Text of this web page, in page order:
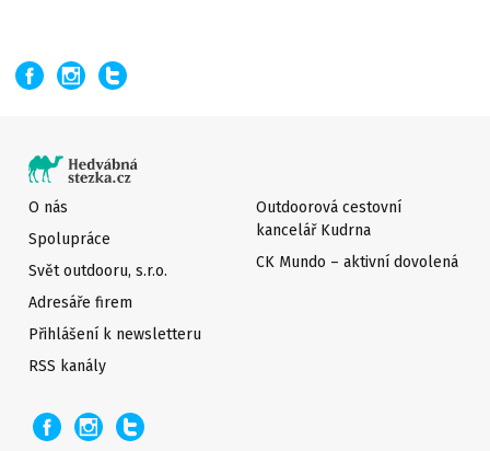
O nás
Spolupráce
Svět outdooru, s.r.o.
Adresáře firem
Přihlášení k newsletteru
Outdoorová cestovní
kancelář Kudrna
CK Mundo – aktivní dovolená
RSS kanály